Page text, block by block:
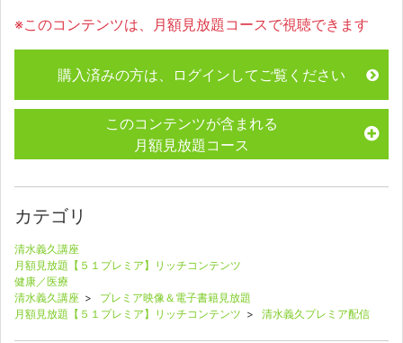
※このコンテンツは、月額見放題コースで視聴できます
購入済みの方は、ログインしてご覧ください
このコンテンツが含まれる
月額見放題コース
カテゴリ
清水義久講座
月額見放題【５１プレミア】リッチコンテンツ
健康／医療
清水義久講座 > プレミア映像＆電子書籍見放題
月額見放題【５１プレミア】リッチコンテンツ > 清水義久プレミア配信